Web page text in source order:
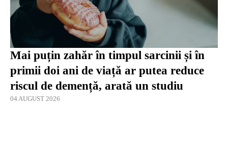
Mai puțin zahăr în timpul sarcinii și în
primii doi ani de viață ar putea reduce
riscul de demență, arată un studiu
04 AUGUST 2026